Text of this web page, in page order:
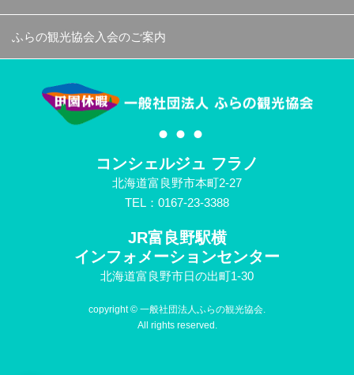
ふらの観光協会入会のご案内
コンシェルジュ フラノ
北海道富良野市本町2-27
TEL：0167-23-3388
JR富良野駅横
インフォメーションセンター
北海道富良野市日の出町1-30
copyright © 一般社団法人ふらの観光協会.
All rights reserved.